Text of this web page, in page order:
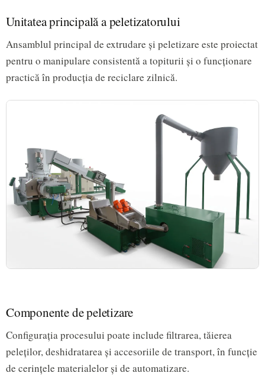
Unitatea principală a peletizatorului
Ansamblul principal de extrudare și peletizare este proiectat
pentru o manipulare consistentă a topiturii și o funcționare
practică în producția de reciclare zilnică.
Componente de peletizare
Configurația procesului poate include filtrarea, tăierea
peleților, deshidratarea și accesoriile de transport, în funcție
de cerințele materialelor și de automatizare.